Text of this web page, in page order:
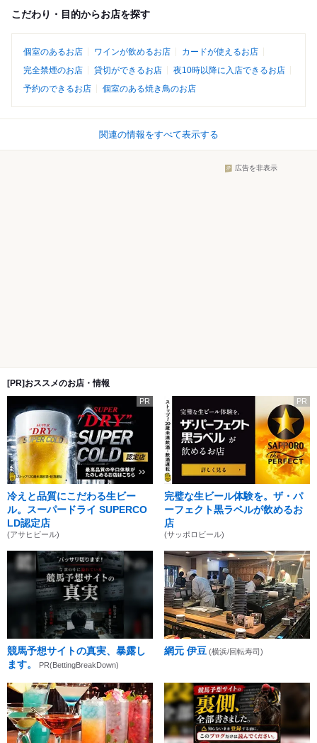
こだわり・目的からお店を探す
個室のあるお店 ワインが飲めるお店
カードが使えるお店
完全禁煙のお店
貸切ができるお店
夜10時以降に入店できるお店
予約のできるお店
個室のある焼き鳥のお店
関連の情報をすべて表示する
広告を非表示
[PR]おススメのお店・情報
PR
冷えと品質にこだわる生ビー
ル。スーパードライ SUPERCO
LD認定店
(アサヒビール)
PR
完璧な生ビール体験を。ザ・パ
ーフェクト黒ラベルが飲めるお
店
(サッポロビール)
競馬予想サイトの真実、暴露し
ます。
PR(BettingBreakDown)
網元 伊豆 (横浜/回転寿司)